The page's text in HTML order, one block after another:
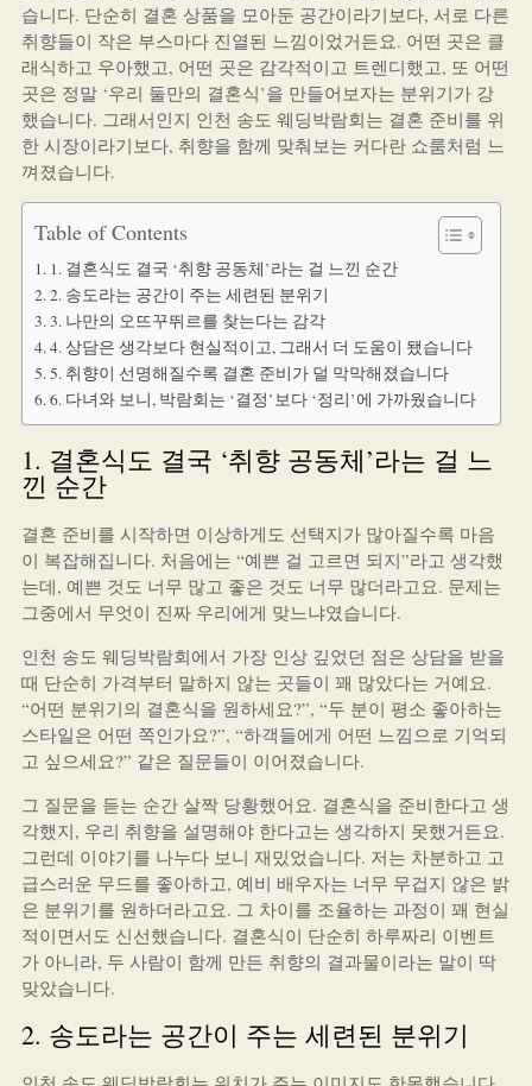
습니다. 단순히 결혼 상품을 모아둔 공간이라기보다, 서로 다른
취향들이 작은 부스마다 진열된 느낌이었거든요. 어떤 곳은 클
래식하고 우아했고, 어떤 곳은 감각적이고 트렌디했고, 또 어떤
곳은 정말 ‘우리 둘만의 결혼식’을 만들어보자는 분위기가 강
했습니다. 그래서인지 인천 송도 웨딩박람회는 결혼 준비를 위
한 시장이라기보다, 취향을 함께 맞춰보는 커다란 쇼룸처럼 느
껴졌습니다.
Table of Contents
1. 결혼식도 결국 ‘취향 공동체’라는 걸 느낀 순간
2. 송도라는 공간이 주는 세련된 분위기
3. 나만의 오뜨꾸뛰르를 찾는다는 감각
4. 상담은 생각보다 현실적이고, 그래서 더 도움이 됐습니다
5. 취향이 선명해질수록 결혼 준비가 덜 막막해졌습니다
6. 다녀와 보니, 박람회는 ‘결정’보다 ‘정리’에 가까웠습니다
1. 결혼식도 결국 ‘취향 공동체’라는 걸 느
낀 순간
결혼 준비를 시작하면 이상하게도 선택지가 많아질수록 마음
이 복잡해집니다. 처음에는 “예쁜 걸 고르면 되지”라고 생각했
는데, 예쁜 것도 너무 많고 좋은 것도 너무 많더라고요. 문제는
그중에서 무엇이 진짜 우리에게 맞느냐였습니다.
인천 송도 웨딩박람회에서 가장 인상 깊었던 점은 상담을 받을
때 단순히 가격부터 말하지 않는 곳들이 꽤 많았다는 거예요.
“어떤 분위기의 결혼식을 원하세요?”, “두 분이 평소 좋아하는
스타일은 어떤 쪽인가요?”, “하객들에게 어떤 느낌으로 기억되
고 싶으세요?” 같은 질문들이 이어졌습니다.
그 질문을 듣는 순간 살짝 당황했어요. 결혼식을 준비한다고 생
각했지, 우리 취향을 설명해야 한다고는 생각하지 못했거든요.
그런데 이야기를 나누다 보니 재밌었습니다. 저는 차분하고 고
급스러운 무드를 좋아하고, 예비 배우자는 너무 무겁지 않은 밝
은 분위기를 원하더라고요. 그 차이를 조율하는 과정이 꽤 현실
적이면서도 신선했습니다. 결혼식이 단순히 하루짜리 이벤트
가 아니라, 두 사람이 함께 만든 취향의 결과물이라는 말이 딱
맞았습니다.
2. 송도라는 공간이 주는 세련된 분위기